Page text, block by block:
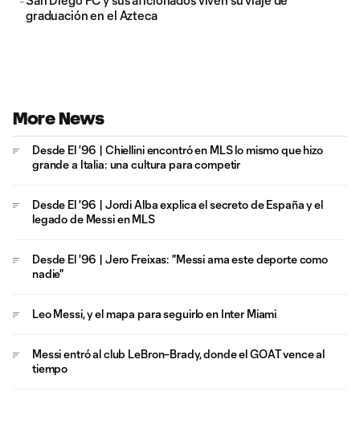
graduación en el Azteca
More News
Desde El '96 | Chiellini encontró en MLS lo mismo que hizo
grande a Italia: una cultura para competir
Desde El '96 | Jordi Alba explica el secreto de España y el
legado de Messi en MLS
Desde El '96 | Jero Freixas: "Messi ama este deporte como
nadie"
Leo Messi, y el mapa para seguirlo en Inter Miami
Messi entró al club LeBron–Brady, donde el GOAT vence al
tiempo